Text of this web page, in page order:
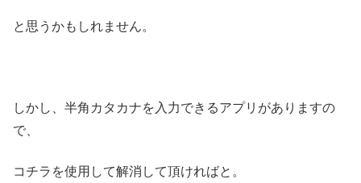
と思うかもしれません。
しかし、半角カタカナを入力できるアプリがありますの
で、
コチラを使用して解消して頂ければと。